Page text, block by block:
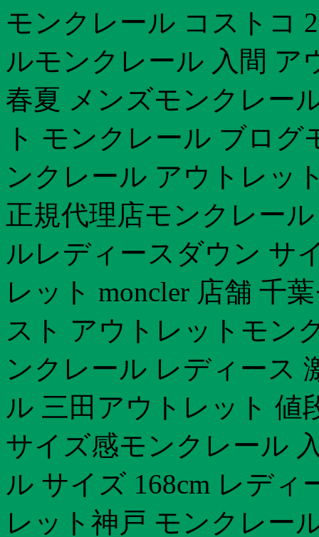
モンクレール コストコ
ルモンクレール 入間 ア
春夏 メンズモンクレー
ト モンクレール ブロ
ンクレール アウトレッ
正規代理店モンクレー
ルレディースダウン サ
レット moncler 店舗 千
スト アウトレットモン
ンクレール レディース
ル 三田アウトレット 値
サイズ感モンクレール
ル サイズ 168cm レデ
レット神戸 モンクレー